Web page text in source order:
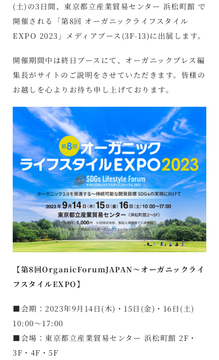
(土)の3日間、東京都立産業貿易センター 浜松町館 で
開催される「第8回 オーガニックライフスタイル
EXPO 2023」メディアブース(3F-13)に出展します。
開催期間中は終日ブースにて、オーガニックプレス編
集長がサイトのご説明をさせていただきます。皆様の
お越しを心よりお待ち申し上げております。
【第8回OrganicForumJAPAN～オーガニックライ
フスタイルEXPO】
■会期：2023年9月14日(木)・15日(金)・16日(土)
10:00～17:00
■会場：東京都立産業貿易センター 浜松町館 2F・
3F・4F・5F